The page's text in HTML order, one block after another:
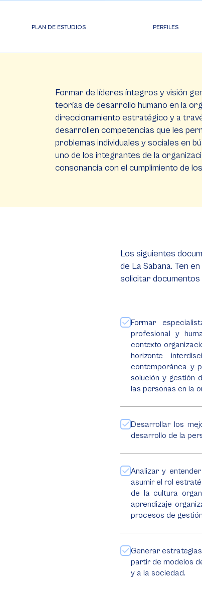
PLAN DE ESTUDIOS PERFILES
Formar de líderes íntegros y visión
teorías de desarrollo humano en la
direccionamiento estratégico y a
desarrollen competencias que les
problemas individuales y sociales en
uno de los integrantes de la
consonancia con el cumplimiento de
Los siguientes
de La Sabana. Ten
solicitar documentos
Formar
profesional y
contexto
horizonte
contemporánea y
solución y gestión
las personas en la
Desarrollar los
desarrollo de la
Analizar y
asumir el rol
de la cultura
aprendizaje
procesos de
Generar
partir de modelos
y a la sociedad.